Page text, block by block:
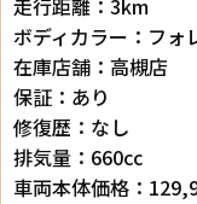
走行距離：3km
ボディカラー：フォ
在庫店舗：高槻店
保証：あり
修復歴：なし
排気量：660cc
車両本体価格：